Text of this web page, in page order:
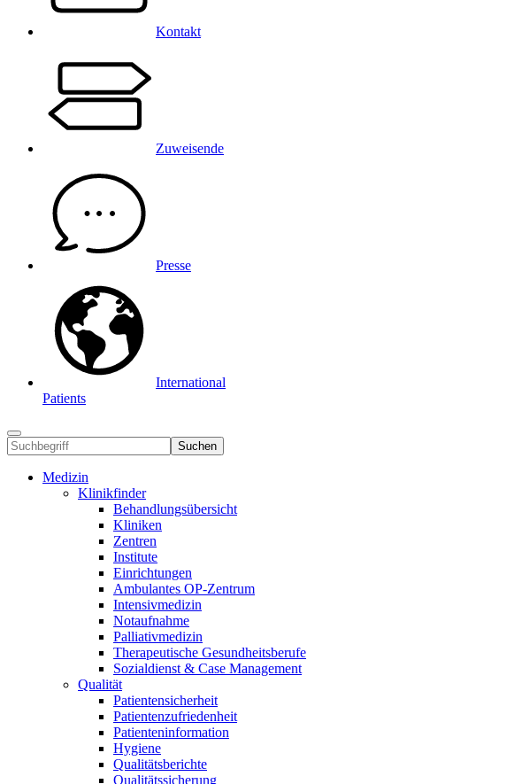
Kontakt
Zuweisende
Presse
International
Patients
Suchen
Medizin
Klinikfinder
Behandlungsübersicht
Kliniken
Zentren
Institute
Einrichtungen
Ambulantes OP-Zentrum
Intensivmedizin
Notaufnahme
Palliativmedizin
Therapeutische Gesundheitsberufe
Sozialdienst & Case Management
Qualität
Patientensicherheit
Patientenzufriedenheit
Patienteninformation
Hygiene
Qualitätsberichte
Qualitätssicherung